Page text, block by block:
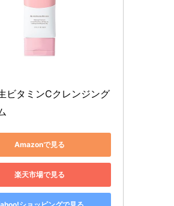
ビタミンCクレンジング
Amazonで見る
楽天市場で見る